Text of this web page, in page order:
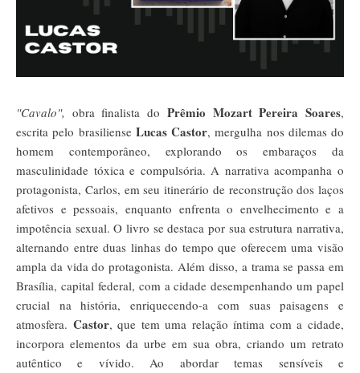
"Cavalo", obra finalista do Prêmio Mozart Pereira Soares,
escrita pelo brasiliense Lucas Castor, mergulha nos dilemas do
homem contemporâneo, explorando os embaraços da
masculinidade tóxica e compulsória. A narrativa acompanha o
protagonista, Carlos, em seu itinerário de reconstrução dos laços
afetivos e pessoais, enquanto enfrenta o envelhecimento e a
impotência sexual. O livro se destaca por sua estrutura narrativa,
alternando entre duas linhas do tempo que oferecem uma visão
ampla da vida do protagonista. Além disso, a trama se passa em
Brasília, capital federal, com a cidade desempenhando um papel
crucial na história, enriquecendo-a com suas paisagens e
atmosfera. Castor, que tem uma relação íntima com a cidade,
incorpora elementos da urbe em sua obra, criando um retrato
autêntico e vívido. Ao abordar temas sensíveis e